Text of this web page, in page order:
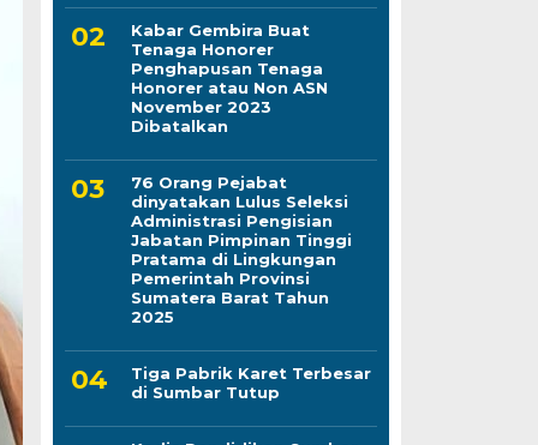
Kabar Gembira Buat
Tenaga Honorer
Penghapusan Tenaga
Honorer atau Non ASN
November 2023
Dibatalkan
76 Orang Pejabat
dinyatakan Lulus Seleksi
Administrasi Pengisian
Jabatan Pimpinan Tinggi
Pratama di Lingkungan
Pemerintah Provinsi
Sumatera Barat Tahun
2025
Tiga Pabrik Karet Terbesar
di Sumbar Tutup